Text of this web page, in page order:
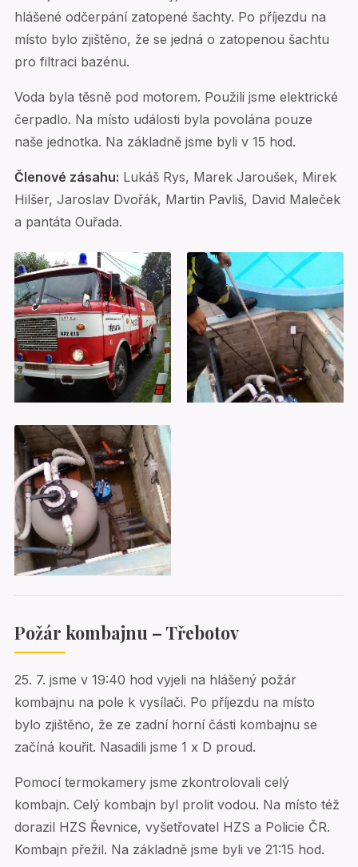
hlášené odčerpání zatopené šachty. Po příjezdu na
místo bylo zjištěno, že se jedná o zatopenou šachtu
pro filtraci bazénu.
Voda byla těsně pod motorem. Použili jsme elektrické
čerpadlo. Na místo události byla povolána pouze
naše jednotka. Na základně jsme byli v 15 hod.
Členové zásahu: Lukáš Rys, Marek Jaroušek, Mirek
Hilšer, Jaroslav Dvořák, Martin Pavliš, David Maleček
a pantáta Ouřada.
Požár kombajnu – Třebotov
25. 7. jsme v 19:40 hod vyjeli na hlášený požár
kombajnu na pole k vysílači. Po příjezdu na místo
bylo zjištěno, že ze zadní horní části kombajnu se
začíná kouřit. Nasadili jsme 1 x D proud.
Pomocí termokamery jsme zkontrolovali celý
kombajn. Celý kombajn byl prolit vodou. Na místo též
dorazil HZS Řevnice, vyšetřovatel HZS a Policie ČR.
Kombajn přežil. Na základně jsme byli ve 21:15 hod.